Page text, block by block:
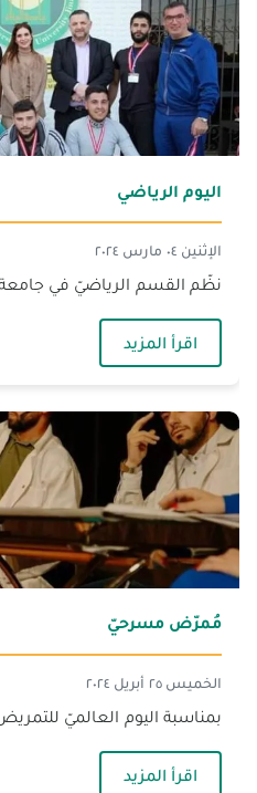
اليوم الرياضي‎
الإثنين ٠٤ مارس ٢٠٢٤
نظّم القسم الرياضيّ في جامعة
اقرأ المزيد— اليوم الرياضي‎
مُمرّض مسرحيّ
الخميس ٢٥ أبريل ٢٠٢٤
بمناسبة اليوم العالميّ
اقرأ المزيد